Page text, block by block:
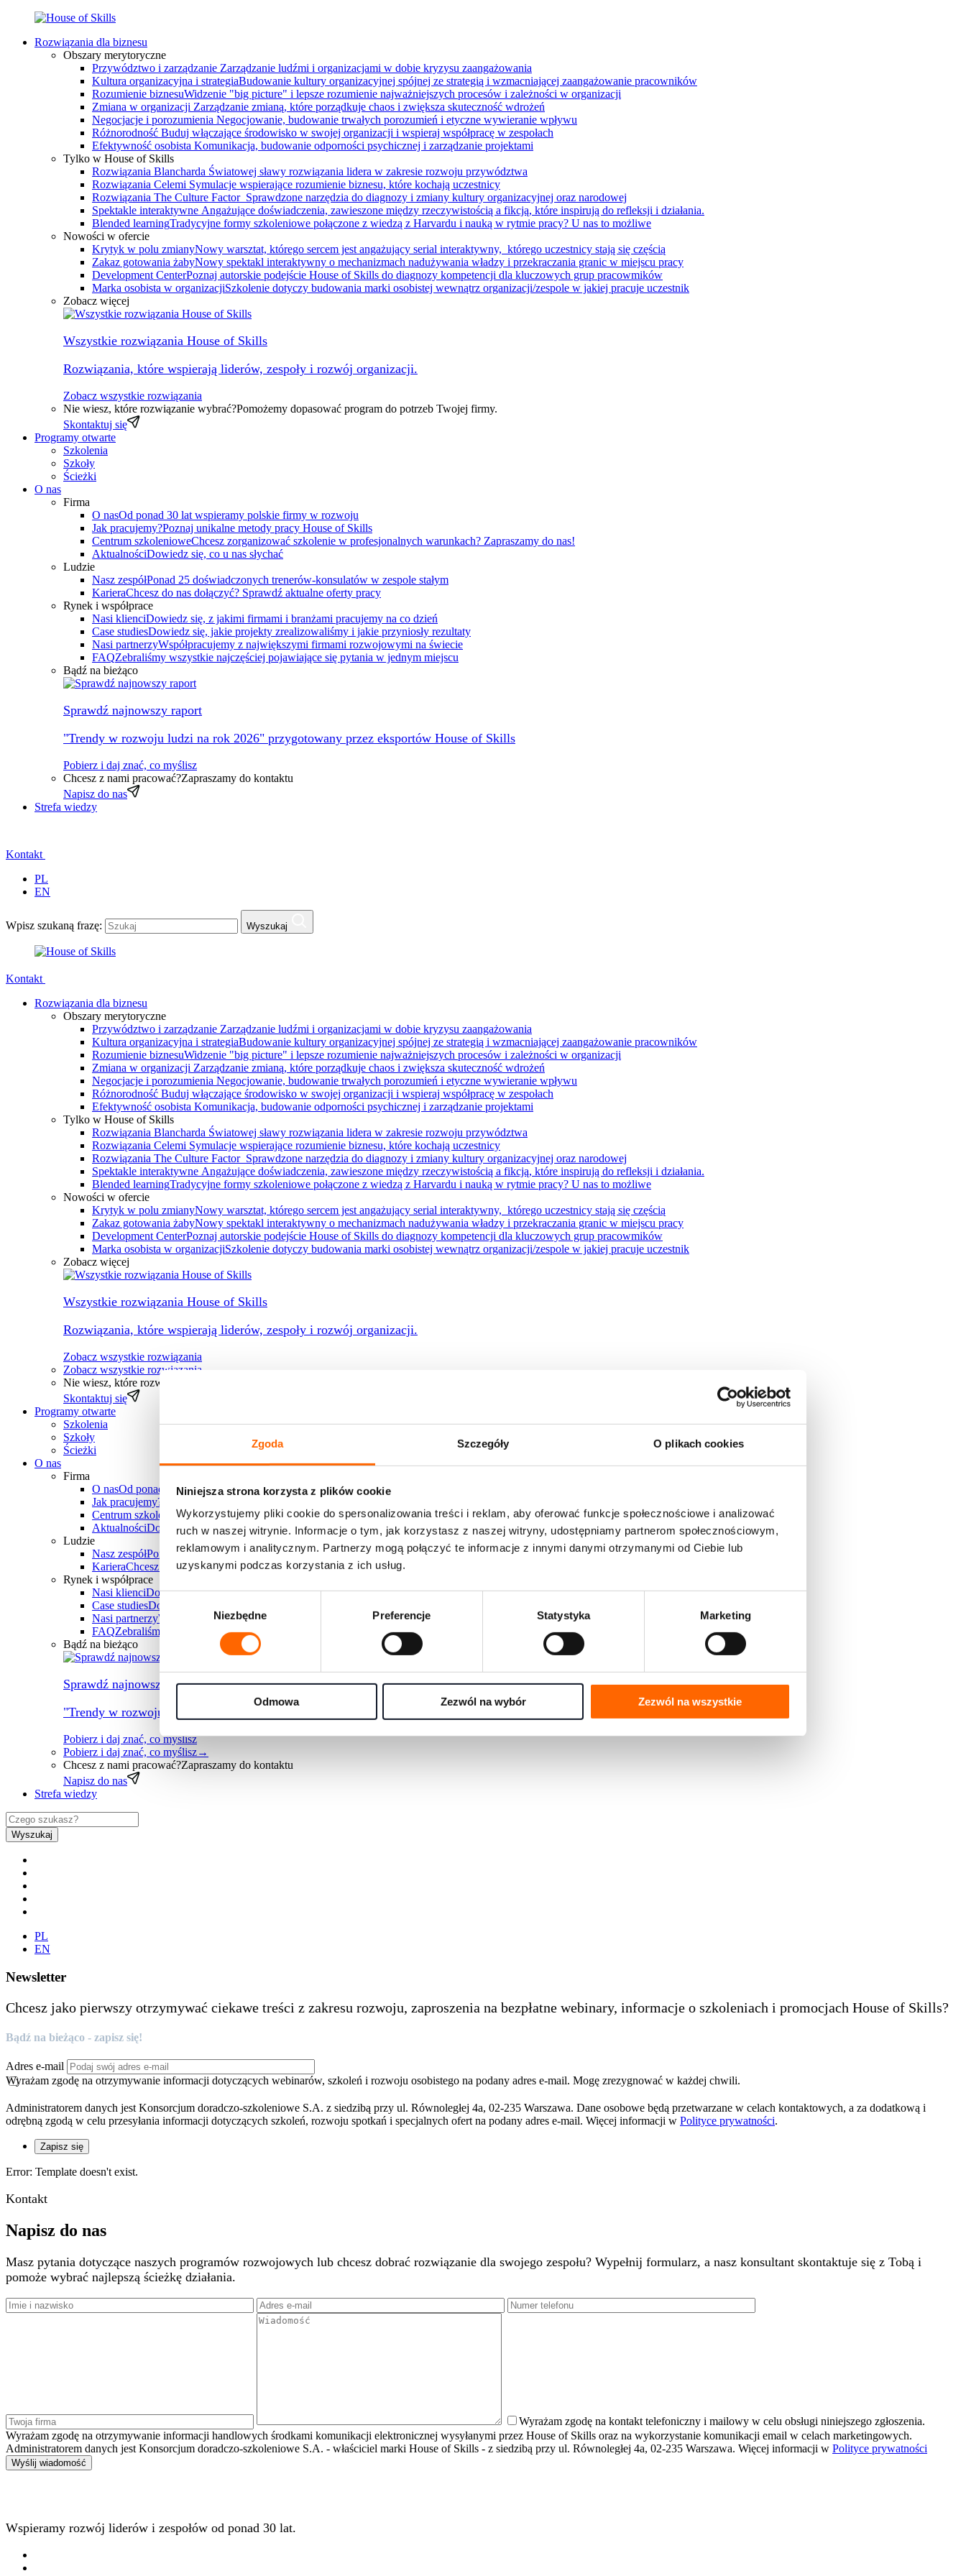
Zgoda Szczegóły O plikach cookies
Niniejsza strona korzysta z plików cookie
Wykorzystujemy pliki cookie do spersonalizowania treści i reklam, aby oferować funkcje społecznościowe i analizować
ruch w naszej witrynie. Informacje o tym, jak korzystasz z naszej witryny, udostępniamy partnerom społecznościowym,
reklamowym i analitycznym. Partnerzy mogą połączyć te informacje z innymi danymi otrzymanymi od Ciebie lub
uzyskanymi podczas korzystania z ich usług.
Wybór
zgody
Niezbędne Preferencje Statystyka Marketing
Odmowa Zezwól na wybór Zezwól na wszystkie
Rozwiązania dla biznesu
Obszary merytoryczne
Przywództwo i zarządzanie Zarządzanie ludźmi i organizacjami w dobie kryzysu zaangażowania
Kultura organizacyjna i strategiaBudowanie kultury organizacyjnej spójnej ze strategią i wzmacniającej zaangażowanie pracowników
Rozumienie biznesuWidzenie "big picture" i lepsze rozumienie najważniejszych procesów i zależności w organizacji
Zmiana w organizacji Zarządzanie zmianą, które porządkuje chaos i zwiększa skuteczność wdrożeń
Negocjacje i porozumienia Negocjowanie, budowanie trwałych porozumień i etyczne wywieranie wpływu
Różnorodność Buduj włączające środowisko w swojej organizacji i wspieraj współpracę w zespołach
Efektywność osobista Komunikacja, budowanie odporności psychicznej i zarządzanie projektami
Tylko w House of Skills
Rozwiązania Blancharda Światowej sławy rozwiązania lidera w zakresie rozwoju przywództwa
Rozwiązania Celemi Symulacje wspierające rozumienie biznesu, które kochają uczestnicy
Rozwiązania The Culture Factor Sprawdzone narzędzia do diagnozy i zmiany kultury organizacyjnej oraz narodowej
Spektakle interaktywne Angażujące doświadczenia, zawieszone między rzeczywistością a fikcją, które inspirują do refleksji i działania.
Blended learningTradycyjne formy szkoleniowe połączone z wiedzą z Harvardu i nauką w rytmie pracy? U nas to możliwe
Nowości w ofercie
Krytyk w polu zmianyNowy warsztat, którego sercem jest angażujący serial interaktywny, ​ którego uczestnicy stają się częścią
Zakaz gotowania żabyNowy spektakl interaktywny o mechanizmach nadużywania władzy i przekraczania granic w miejscu pracy
Development CenterPoznaj autorskie podejście House of Skills do diagnozy kompetencji dla kluczowych grup pracowmików
Marka osobista w organizacjiSzkolenie dotyczy budowania marki osobistej wewnątrz organizacji/zespole w jakiej pracuje uczestnik
Zobacz więcej
Wszystkie rozwiązania House of Skills
Rozwiązania, które wspierają liderów, zespoły i rozwój organizacji.
Zobacz wszystkie rozwiązania
Nie wiesz, które rozwiązanie wybrać?Pomożemy dopasować program do potrzeb Twojej firmy.
Skontaktuj się
Programy otwarte
Szkolenia
Szkoły
Ścieżki
O nas
Firma
O nasOd ponad 30 lat wspieramy polskie firmy w rozwoju
Jak pracujemy?Poznaj unikalne metody pracy House of Skills
Centrum szkolenioweChcesz zorganizować szkolenie w profesjonalnych warunkach? Zapraszamy do nas!
AktualnościDowiedz się, co u nas słychać
Ludzie
Nasz zespółPonad 25 doświadczonych trenerów-konsulatów w zespole stałym
KarieraChcesz do nas dołączyć? Sprawdź aktualne oferty pracy
Rynek i współprace
Nasi klienciDowiedz się, z jakimi firmami i branżami pracujemy na co dzień
Case studiesDowiedz się, jakie projekty zrealizowaliśmy i jakie przyniosły rezultaty
Nasi partnerzyWspółpracujemy z największymi firmami rozwojowymi na świecie
FAQZebraliśmy wszystkie najczęściej pojawiające się pytania w jednym miejscu
Bądź na bieżąco
Sprawdź najnowszy raport
"Trendy w rozwoju ludzi na rok 2026" przygotowany przez eksportów House of Skills
Pobierz i daj znać, co myślisz
Chcesz z nami pracować?Zapraszamy do kontaktu
Napisz do nas
Strefa wiedzy
Kontakt
PL
EN
Wpisz szukaną frazę: Wyszukaj
Kontakt
Rozwiązania dla biznesu
Obszary merytoryczne
Przywództwo i zarządzanie Zarządzanie ludźmi i organizacjami w dobie kryzysu zaangażowania
Kultura organizacyjna i strategiaBudowanie kultury organizacyjnej spójnej ze strategią i wzmacniającej zaangażowanie pracowników
Rozumienie biznesuWidzenie "big picture" i lepsze rozumienie najważniejszych procesów i zależności w organizacji
Zmiana w organizacji Zarządzanie zmianą, które porządkuje chaos i zwiększa skuteczność wdrożeń
Negocjacje i porozumienia Negocjowanie, budowanie trwałych porozumień i etyczne wywieranie wpływu
Różnorodność Buduj włączające środowisko w swojej organizacji i wspieraj współpracę w zespołach
Efektywność osobista Komunikacja, budowanie odporności psychicznej i zarządzanie projektami
Tylko w House of Skills
Rozwiązania Blancharda Światowej sławy rozwiązania lidera w zakresie rozwoju przywództwa
Rozwiązania Celemi Symulacje wspierające rozumienie biznesu, które kochają uczestnicy
Rozwiązania The Culture Factor Sprawdzone narzędzia do diagnozy i zmiany kultury organizacyjnej oraz narodowej
Spektakle interaktywne Angażujące doświadczenia, zawieszone między rzeczywistością a fikcją, które inspirują do refleksji i działania.
Blended learningTradycyjne formy szkoleniowe połączone z wiedzą z Harvardu i nauką w rytmie pracy? U nas to możliwe
Nowości w ofercie
Krytyk w polu zmianyNowy warsztat, którego sercem jest angażujący serial interaktywny, ​ którego uczestnicy stają się częścią
Zakaz gotowania żabyNowy spektakl interaktywny o mechanizmach nadużywania władzy i przekraczania granic w miejscu pracy
Development CenterPoznaj autorskie podejście House of Skills do diagnozy kompetencji dla kluczowych grup pracowmików
Marka osobista w organizacjiSzkolenie dotyczy budowania marki osobistej wewnątrz organizacji/zespole w jakiej pracuje uczestnik
Zobacz więcej
Wszystkie rozwiązania House of Skills
Rozwiązania, które wspierają liderów, zespoły i rozwój organizacji.
Zobacz wszystkie rozwiązania
Zobacz wszystkie rozwiązania
Nie wiesz, które rozwiązanie wybrać?
Skontaktuj się
Programy otwarte
Szkolenia
Szkoły
Ścieżki
O nas
Firma
O nasOd ponad 30 lat wspieramy polskie firmy w rozwoju
Jak pracujemy?
Centrum szkolenioweChcesz zorganizować szkolenie w profesjonalnych warunkach? Zapraszamy do nas!
AktualnościDowiedz się, co u nas słychać
Ludzie
Nasz zespółPonad 25 doświadczonych trenerów-konsulatów w zespole stałym
KarieraChcesz do nas dołączyć? Sprawdź aktualne oferty pracy
Rynek i współprace
Nasi klienciDowiedz się, z jakimi firmami i branżami pracujemy na co dzień
Case studiesDowiedz się, jakie projekty zrealizowaliśmy i jakie przyniosły rezultaty
Nasi partnerzyWspółpracujemy z największymi firmami rozwojowymi na świecie
FAQZebraliśmy wszystkie najczęściej pojawiające się pytania w jednym miejscu
Bądź na bieżąco
Sprawdź najnowszy raport
"Trendy w rozwoju ludzi na rok 2026" przygotowany przez eksportów House of Skills
Pobierz i daj znać, co myślisz
Pobierz i daj znać, co myślisz→
Chcesz z nami pracować?Zapraszamy do kontaktu
Napisz do nas
Strefa wiedzy
Wyszukaj
PL
EN
Newsletter
Chcesz jako pierwszy otrzymywać ciekawe treści z zakresu rozwoju, zaproszenia na bezpłatne webinary, informacje o szkoleniach i promocjach House of Skills?
Bądź na bieżąco - zapisz się!
Adres e-mail
Wyrażam zgodę na otrzymywanie informacji dotyczących webinarów, szkoleń i rozwoju osobistego na podany adres e-mail. Mogę zrezygnować w każdej chwili.
Administratorem danych jest Konsorcjum doradczo-szkoleniowe S.A. z siedzibą przy ul. Równoległej 4a, 02-235 Warszawa. Dane osobowe będą przetwarzane w celach kontaktowych, a za dodatkową i
odrębną zgodą w celu przesyłania informacji dotyczących szkoleń, rozwoju spotkań i specjalnych ofert na podany adres e-mail. Więcej informacji w Polityce prywatności.
Zapisz się
Error: Template doesn't exist.
Kontakt
Napisz do nas
Masz pytania dotyczące naszych programów rozwojowych lub chcesz dobrać rozwiązanie dla swojego zespołu? Wypełnij formularz, a nasz konsultant skontaktuje się z Tobą i
pomoże wybrać najlepszą ścieżkę działania.
Wyrażam zgodę na kontakt telefoniczny i mailowy w celu obsługi niniejszego zgłoszenia.
Wyrażam zgodę na otrzymywanie informacji handlowych środkami komunikacji elektronicznej wysyłanymi przez House of Skills oraz na wykorzystanie komunikacji email w celach marketingowych.
Administratorem danych jest Konsorcjum doradczo-szkoleniowe S.A. - właściciel marki House of Skills - z siedzibą przy ul. Równoległej 4a, 02-235 Warszawa. Więcej informacji w Polityce prywatności
Wspieramy rozwój liderów i zespołów od ponad 30 lat.